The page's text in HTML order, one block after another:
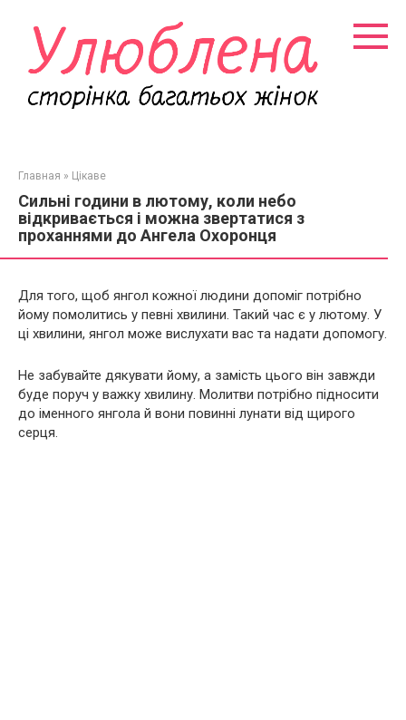
контенту
Главная » Цікаве
Сильні години в лютому, коли небо
відкривається і можна звертатися з
проханнями до Ангела Охоронця
Для того, щоб янгол кожної людини допоміг потрібно
йому помолитись у певні хвилини. Такий час є у лютому. У
ці хвилини, янгол може вислухати вас та надати допомогу.
Не забувайте дякувати йому, а замість цього він завжди
буде поруч у важку хвилину. Молитви потрібно підносити
до іменного янгола й вони повинні лунати від щирого
серця.